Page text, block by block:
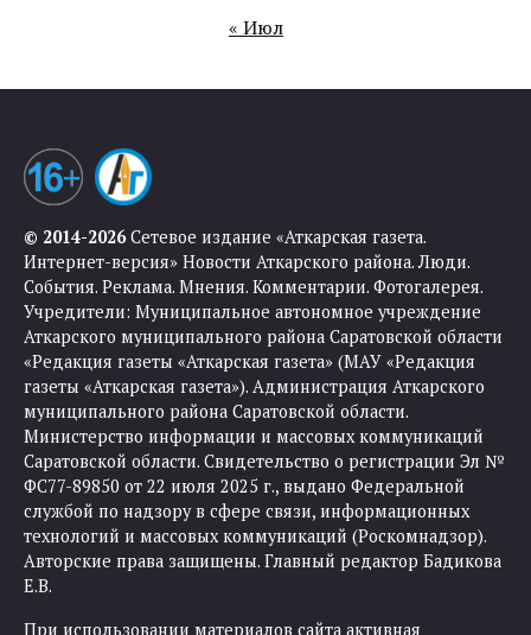
« Июл
© 2014-2026Сетевое издание «Аткарская газета.
Интернет-версия» Новости Аткарского района. Люди.
События. Реклама. Мнения. Комментарии. Фотогалерея.
Учредители: Муниципальное автономное учреждение
Аткарского муниципального района Саратовской области
«Редакция газеты «Аткарская газета» (МАУ «Редакция
газеты «Аткарская газета»). Администрация Аткарского
муниципального района Саратовской области.
Министерство информации и массовых коммуникаций
Саратовской области. Свидетельство о регистрации Эл №
ФС77-89850 от 22 июля 2025 г., выдано Федеральной
службой по надзору в сфере связи, информационных
технологий и массовых коммуникаций (Роскомнадзор).
Авторские права защищены. Главный редактор Бадикова
Е.В.
При использовании материалов сайта активная